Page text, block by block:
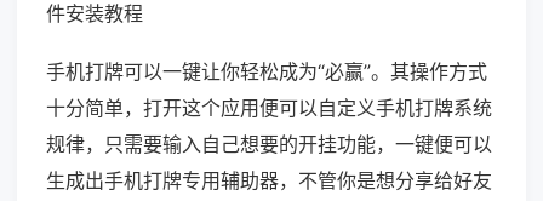
件安装教程
手机打牌可以一键让你轻松成为“必赢”。其操作方式
十分简单，打开这个应用便可以自定义手机打牌系统
规律，只需要输入自己想要的开挂功能，一键便可以
生成出手机打牌专用辅助器，不管你是想分享给好友